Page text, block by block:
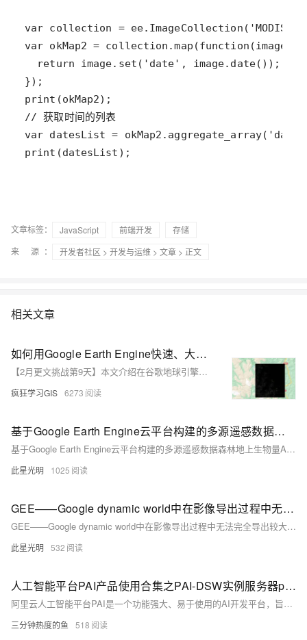
print(datesList);
文章标签： JavaScript 前端开发
存储
来 源：
开发者社区 > 开发与运维 > 文章 > 正文
相关文章
如何用Google Earth Engine快速、大量下载遥感影像数据？
【2月更文挑战第9天】本文介绍在谷歌地球引擎（Google Earth Engine，GEE）中，批量下载指定时间范围、空间范围的遥感影像数据（包括Landsat、Sentinel等）的方法~
疯狂学习GIS 6273
基于Google Earth Engine云平台构建的多源遥感数据森林地上生物量AGB估算模型含生物量模型应用APP
基于Google Earth Engine云平台构建的多源遥感数据森林地上生物量AGB估算模型含生物量模型应用APP
此星光明 1025
GEE——Google dynamic world中在影像导出过程中无法完全导出较大面积影像的解决方案（投影的转换）EPSG:32630和EPSG:4326的区别
GEE——Google dynamic world中在影像导出过程中无法完全导出较大面积影像的解决方案（投影的转换）EPSG:32630和EPSG:4326的区别
此星光明 532
人工智能平台PAI产品使用合集之PAI-DSW实例服务器ping不通google.com，该如何排查
阿里云人工智能平台PAI是一个功能强大、易于使用的AI开发平台，旨在降低AI开发门槛，加速创新，助力企业和开发者高效构建、部署和管理人工智能应用。其中包含了一系列相互协同的产品与服务，共同构成一个完整的人工智能开发与应用生态系统。以下是对PAI产品使用合集的概述，涵盖数据处理、模型开发、训练加速、模型部署及管理等多个环节。
三分钟热度的鱼 518